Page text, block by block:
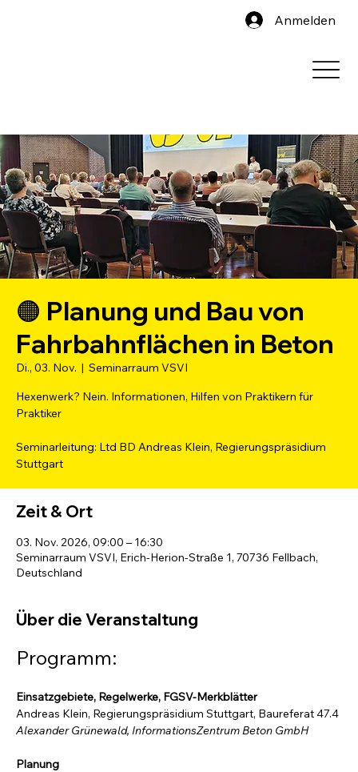
Anmelden
🟠 Planung und Bau von
Fahrbahnflächen in Beton
Di., 03. Nov.
  |
Seminarraum VSVI
Hexenwerk? Nein. Informationen, Hilfen von Praktikern für
Praktiker
Seminarleitung: Ltd BD Andreas Klein, Regierungspräsidium
Stuttgart
Zeit & Ort
03. Nov. 2026, 09:00 – 16:30
Seminarraum VSVI, Erich-Herion-Straße 1, 70736 Fellbach,
Deutschland
Über die Veranstaltung
Programm:
Einsatzgebiete, Regelwerke, FGSV-Merkblätter
Andreas Klein, Regierungspräsidium Stuttgart, Baureferat 47.4
Alexander Grünewald, InformationsZentrum Beton GmbH
Planung